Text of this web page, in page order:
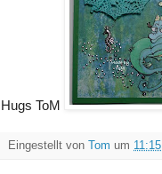
Hugs ToM
Eingestellt von Tom um 11:15